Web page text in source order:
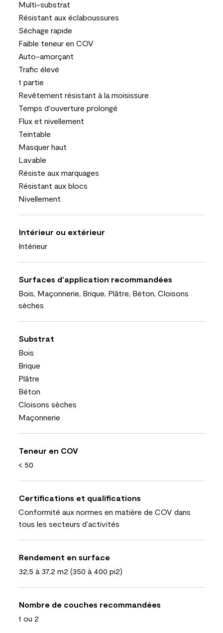
Multi-substrat
Résistant aux éclaboussures
Séchage rapide
Faible teneur en COV
Auto-amorçant
Trafic élevé
1 partie
Revêtement résistant à la moisissure
Temps d'ouverture prolongé
Flux et nivellement
Teintable
Masquer haut
Lavable
Résiste aux marquages
Résistant aux blocs
Nivellement
Intérieur ou extérieur
Intérieur
Surfaces d’application recommandées
Bois, Maçonnerie, Brique, Plâtre, Béton, Cloisons
sèches
Substrat
Bois
Brique
Plâtre
Béton
Cloisons sèches
Maçonnerie
Teneur en COV
< 50
Certifications et qualifications
Conformité aux normes en matière de COV dans
tous les secteurs d’activités
Rendement en surface
32,5 à 37,2 m2 (350 à 400 pi2)
Nombre de couches recommandées
1 ou 2